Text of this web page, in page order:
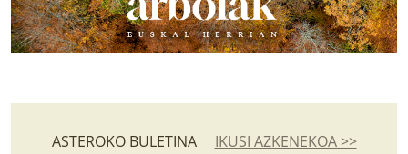
ASTEROKO BULETINA IKUSI AZKENEKOA >>